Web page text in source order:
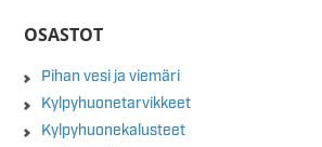
OSASTOT
Pihan vesi ja viemäri
Kylpyhuonetarvikkeet
Kylpyhuonekalusteet